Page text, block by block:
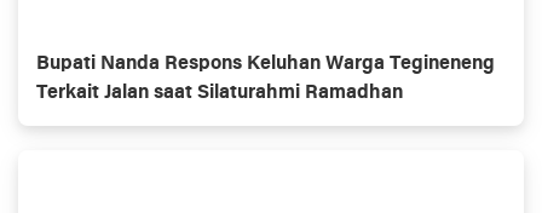
Bupati Nanda Respons Keluhan Warga Tegineneng
Terkait Jalan saat Silaturahmi Ramadhan